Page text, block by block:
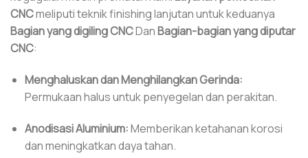
CNCmeliputi teknik finishing lanjutan untuk keduanya
Bagian yang digiling CNCDanBagian-bagian yang diputar
CNC:
Menghaluskan dan Menghilangkan Gerinda:
Permukaan halus untuk penyegelan dan perakitan.
Anodisasi Aluminium:Memberikan ketahanan korosi
dan meningkatkan daya tahan.